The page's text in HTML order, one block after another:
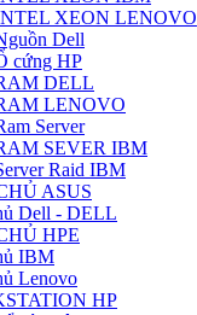
XEON LENOVO
Dell
cứng HP
DELL
LENOVO
Server
SEVER IBM
Raid IBM
ASUS
Dell - DELL
HPE
IBM
Lenovo
HP